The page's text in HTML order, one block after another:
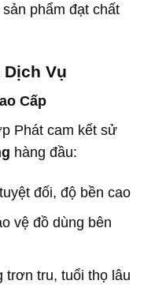
phẩm đạt chất
Vụ
Cấp
Phát cam kết sử
hàng đầu:
đối, độ bền cao
vệ đồ dùng bên
trơn tru, tuổi thọ lâu